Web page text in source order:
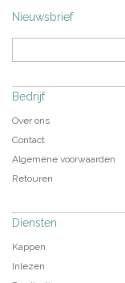
Nieuwsbrief
Bedrijf
Over ons
Contact
Algemene voorwaarden
Retouren
Diensten
Kappen
Inlezen